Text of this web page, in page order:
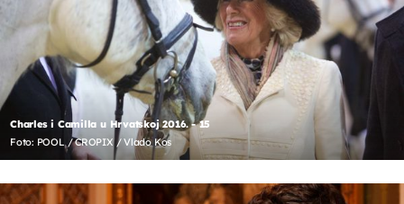
Charles i Camilla u Hrvatskoj 2016. - 15
Foto: POOL / CROPIX / Vlado Kos